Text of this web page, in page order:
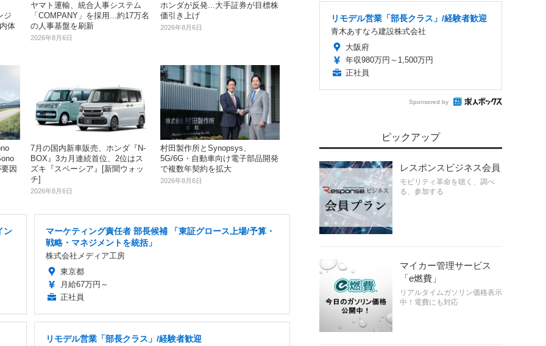
ジ
体
ヤマト運輸、統合人事システム
「COMPANY」を採用...約17万名
の人事基盤を刷新
2026年8月6日
ホンダが反発...大手証券が目標株
価引き上げ
2026年8月6日
因
7月の国内新車販売、ホンダ『N-
BOX』3カ月連続首位、2位はス
ズキ『スペーシア』[新聞ウォッ
チ]
2026年8月6日
村田製作所とSynopsys、
5G/6G・自動車向け電子部品開発
で複数年契約を拡大
2026年8月6日
ン
マーケティング責任者 部長候補 「東証グロース上場/予算・
戦略・マネジメントを統括」
株式会社メディア工房
東京都
月給67万円～
正社員
リモデル営業「部長クラス」/経験者歓迎
リモデル営業「部長クラス」/経験者歓迎
青木あすなろ建設株式会社
大阪府
年収980万円～1,500万円
正社員
Sponsored by
ピックアップ
レスポンスビジネス会員
モビリティ革命を聴く、調べ
る、参加する
マイカー管理サービス
「e燃費」
リアルタイムガソリン価格表示
中！電費にも対応